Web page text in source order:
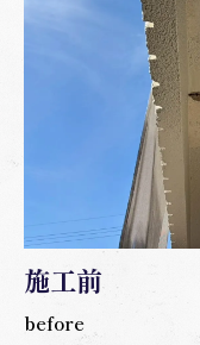
施工前
before